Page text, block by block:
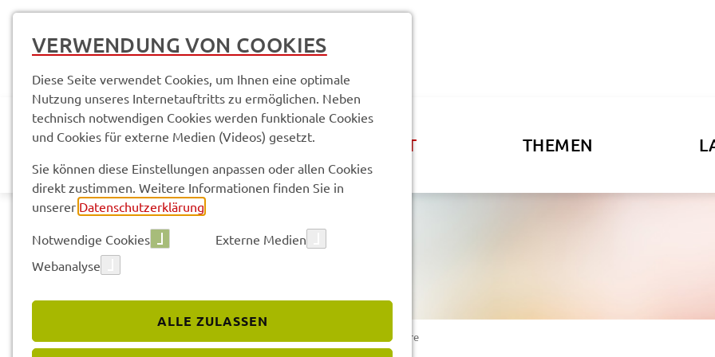
AKTUELLES LANDRATSAMT THEMEN
Ände­rung der Fahr­zeug­pa­pie­re
VERWENDUNG VON COOKIES
Diese Seite verwendet Cookies, um Ihnen eine optimale
Nutzung unseres Internetauftritts zu ermöglichen. Neben
technisch notwendigen Cookies werden funktionale Cookies
und Cookies für externe Medien (Videos) gesetzt.
Sie können diese Einstellungen anpassen oder allen Cookies
direkt zustimmen. Weitere Informationen finden Sie in
unserer Datenschutzerklärung
Notwendige Cookies
Externe Medien
Webanalyse
ALLE ZULASSEN